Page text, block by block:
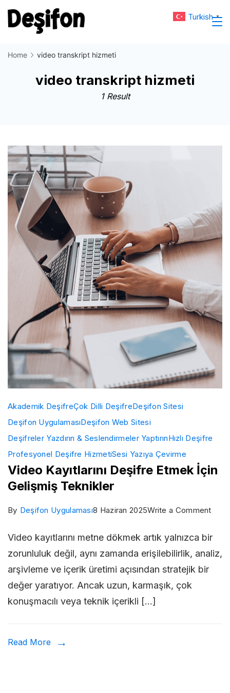
Skip
to
Home video transkript hizmeti
video transkript hizmeti
1 Result
Akademik DeşifreÇok Dilli DeşifreDeşifon Sitesi
Deşifon UygulamasıDeşifon Web Sitesi
Deşifreler Yazdırın & Seslendirmeler YaptırınHızlı Deşifre
Profesyonel Deşifre HizmetiSesi Yazıya Çevirme
Video Kayıtlarını Deşifre Etmek İçin
Gelişmiş Teknikler
By Deşifon Uygulaması8 Haziran 2025Write a Commenton
Video kayıtlarını metne dökmek artık yalnızca bir
zorunluluk değil, aynı zamanda erişilebilirlik, analiz,
arşivleme ve içerik üretimi açısından stratejik bir
değer yaratıyor. Ancak uzun, karmaşık, çok
konuşmacılı veya teknik içerikli […]
Read More
Turkish ▼